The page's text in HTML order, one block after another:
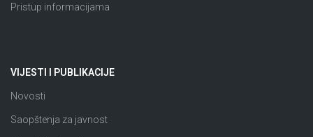
Pristup informacijama
VIJESTI I PUBLIKACIJE
Novosti
Saopštenja za javnost